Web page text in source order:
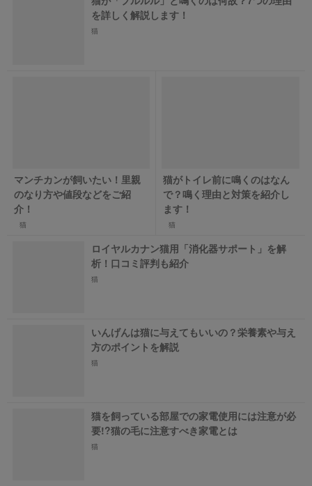
を詳しく解説します！
猫
マンチカンが飼いたい！里親
のなり方や値段などをご紹
介！
猫
猫がトイレ前に鳴くのはなん
で？鳴く理由と対策を紹介し
ます！
猫
ロイヤルカナン猫用「消化器サポート」を解
析！口コミ評判も紹介
猫
いんげんは猫に与えてもいいの？栄養素や与え
方のポイントを解説
猫
猫を飼っている部屋での家電使用には注意が必
要!?猫の毛に注意すべき家電とは
猫